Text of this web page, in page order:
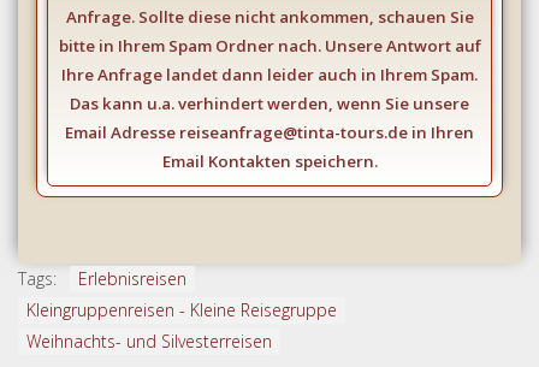
Anfrage. Sollte diese nicht ankommen, schauen Sie
bitte in Ihrem Spam Ordner nach. Unsere Antwort auf
Ihre Anfrage landet dann leider auch in Ihrem Spam.
Das kann u.a. verhindert werden, wenn Sie unsere
Email Adresse reiseanfrage@tinta-tours.de in Ihren
Email Kontakten speichern.
Tags:
Erlebnisreisen
Kleingruppenreisen - Kleine Reisegruppe
Weihnachts- und Silvesterreisen